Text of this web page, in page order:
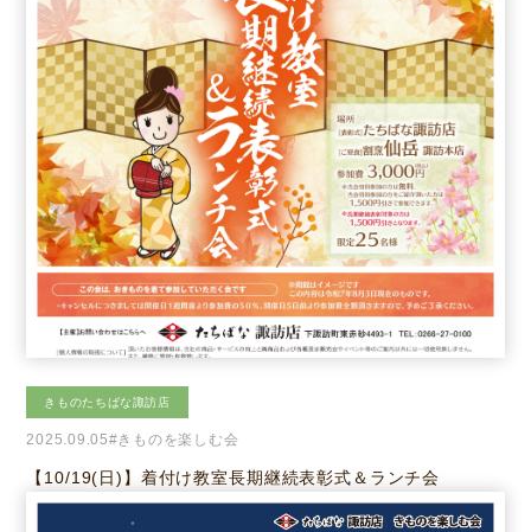
きものたちばな諏訪店
2025.09.05#きものを楽しむ会
【10/19(日)】着付け教室長期継続表彰式＆ランチ会